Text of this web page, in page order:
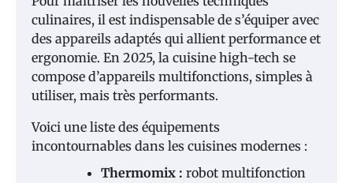
culinaires, il est indispensable de s’équiper avec
des appareils adaptés qui allient performance et
ergonomie. En 2025, la cuisine high-tech se
compose d’appareils multifonctions, simples à
utiliser, mais très performants.
Voici une liste des équipements
incontournables dans les cuisines modernes :
Thermomix : robot multifonction